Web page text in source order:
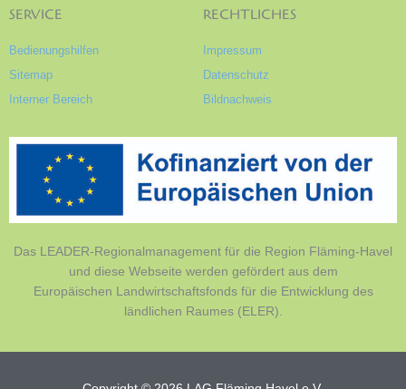
SERVICE
Bedienungshilfen
Sitemap
Interner Bereich
RECHTLICHES
Impressum
Datenschutz
Bildnachweis
Das LEADER-Regionalmanagement für die Region Fläming-Havel
und diese Webseite werden gefördert aus dem
Europäischen Landwirtschaftsfonds für die Entwicklung des
ländlichen Raumes (ELER).